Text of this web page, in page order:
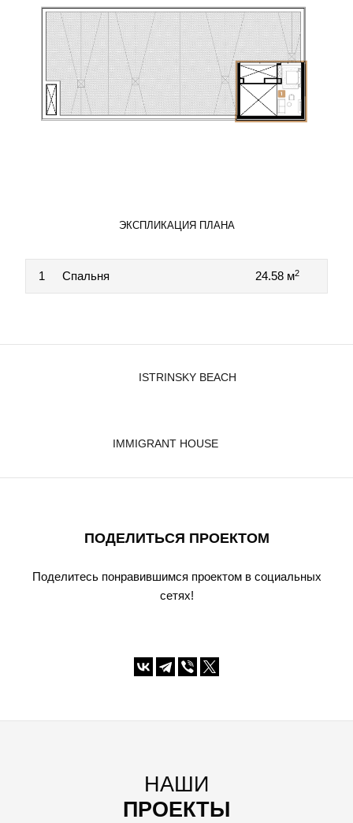
ЭКСПЛИКАЦИЯ ПЛАНА
1 Спальня 24.58 м2
ISTRINSKY BEACH
IMMIGRANT HOUSE
ПОДЕЛИТЬСЯ ПРОЕКТОМ
Поделитесь понравившимся проектом в социальных
сетях!
НАШИ
ПРОЕКТЫ